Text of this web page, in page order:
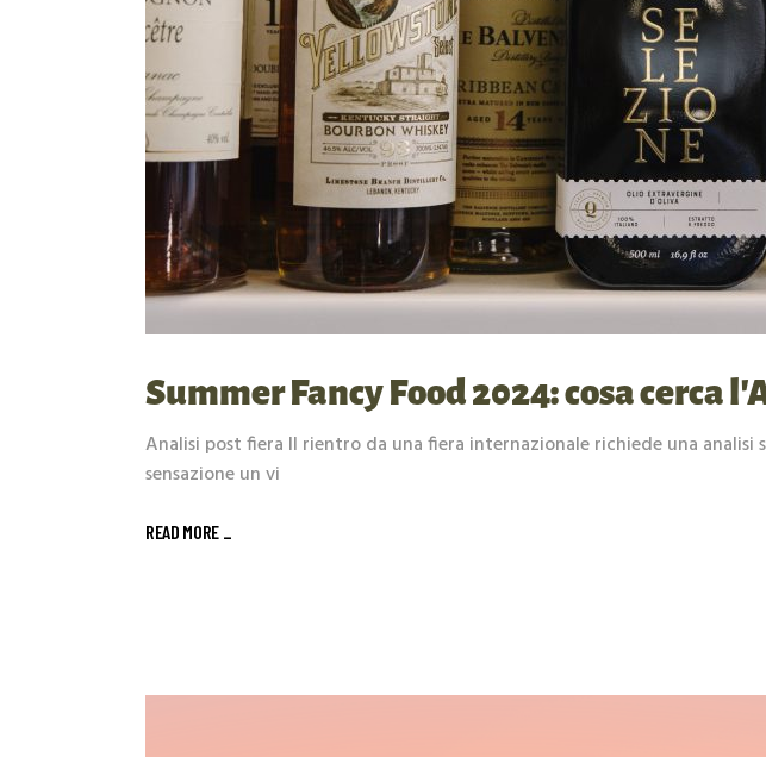
Summer Fancy Food 2024: cosa cerca
Analisi post fiera Il rientro da una fiera internazionale richiede una
sensazione un vi
READ MORE _